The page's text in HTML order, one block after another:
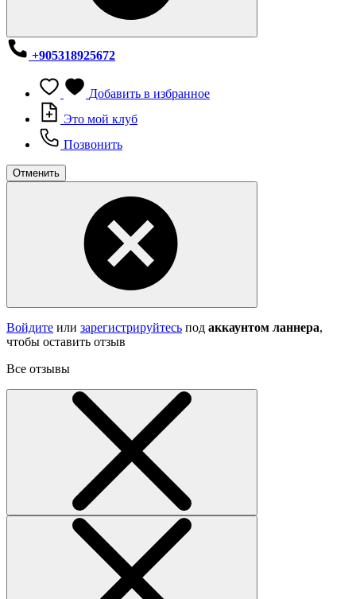
+905318925672
Добавить в избранное
Это мой клуб
Позвонить
Отменить
Войдите или зарегистрируйтесь под аккаунтом ланнера,
чтобы оставить отзыв
Все отзывы